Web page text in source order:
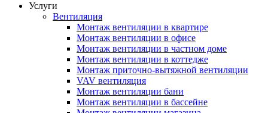
Услуги
Вентиляция
Монтаж вентиляции в квартире
Монтаж вентиляции в офисе
Монтаж вентиляции в частном доме
Монтаж вентиляции в коттедже
Монтаж приточно-вытяжной вентиляции
VAV вентиляция
Монтаж вентиляции бани
Монтаж вентиляции в бассейне